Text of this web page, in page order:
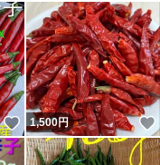
いいね！
1,500円